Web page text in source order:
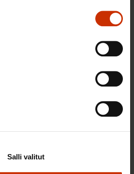
Salli valitut
sopimista arvostava hallitus